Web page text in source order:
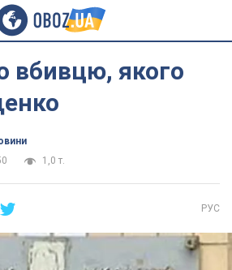
вбивцю, якого
1,0 т.
РУС